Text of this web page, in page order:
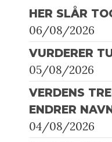
HER SLÅR
06/08/2026
VURDERER
05/08/2026
VERDENS
ENDRER
04/08/2026